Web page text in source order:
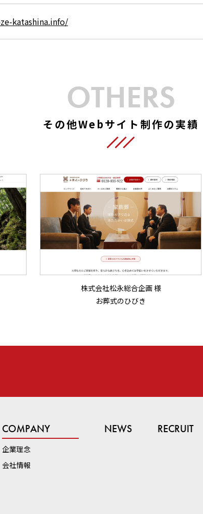
katashina.info/
OTHERS
その他Webサイト制作の実績
株式会社松永総合企画 様
お葬式のひびき
COMPANY
企業理念
会社情報
NEWS RECRUIT